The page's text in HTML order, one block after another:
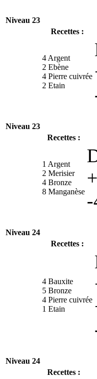
Niveau 23
Recettes :
4 Argent
2 Ebène
4 Pierre cuivrée
2 Etain
Niveau 23
Recettes :
1 Argent
2 Merisier
4 Bronze
8 Manganèse
Niveau 24
Recettes :
4 Bauxite
5 Bronze
4 Pierre cuivrée
1 Etain
Niveau 24
Recettes :